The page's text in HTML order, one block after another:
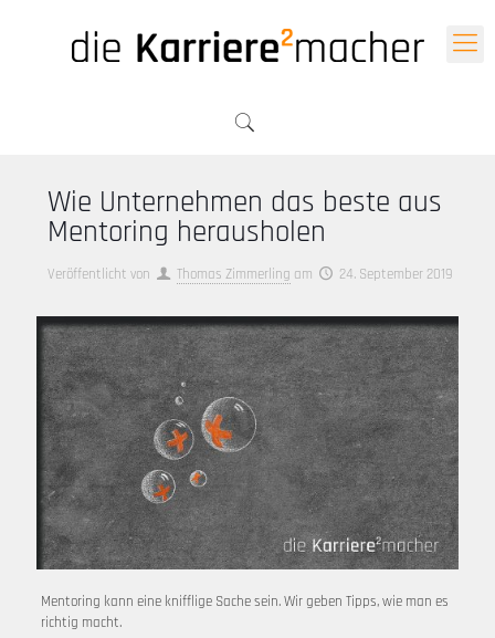
Wie Unternehmen das beste aus
Mentoring herausholen
Veröffentlicht von Thomas Zimmerling am 24. September 2019
Mentoring kann eine knifflige Sache sein. Wir geben Tipps, wie man es
richtig macht.